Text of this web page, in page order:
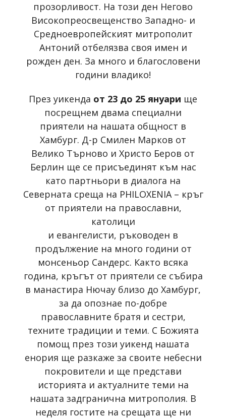
прозорливост. На този ден Негово
Високопреосвещенство Западно- и
Средноевропейският митрополит
Антоний отбелязва своя имен и
рожден ден. За много и благословени
години владико!
През уикенда от 23 до 25 януари ще
посрещнем двама специални
приятели на нашата общност в
Хамбург. Д-р Смилен Марков от
Велико Търново и Христо Беров от
Берлин ще се присъединят към нас
като партньори в диалога на
Северната среща на PHILOXENIA – кръг
от приятели на православни,
католици
и евангелисти, ръководен в
продължение на много години от
монсеньор Сандерс. Както всяка
година, кръгът от приятели се събира
в манастира Нючау близо до Хамбург,
за да опознае по-добре
православните братя и сестри,
техните традиции и теми. С Божията
помощ през този уикенд нашата
енория ще разкаже за своите небесни
покровители и ще представи
историята и актуалните теми на
нашата задгранична митрополия. В
неделя гостите на срещата ще ни